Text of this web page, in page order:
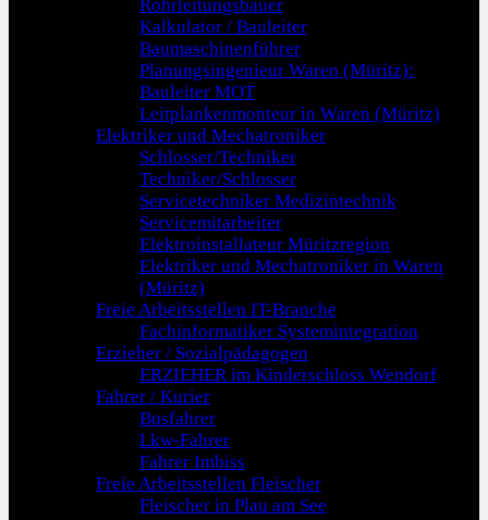
Rohrleitungsbauer
Kalkulator / Bauleiter
Baumaschinenführer
Planungsingenieur Waren (Müritz):
Bauleiter MOT
Leitplankenmonteur in Waren (Müritz)
Elektriker und Mechatroniker
Schlosser/Techniker
Techniker/Schlosser
Servicetechniker Medizintechnik
Servicemitarbeiter
Elektroinstallateur Müritzregion
Elektriker und Mechatroniker in Waren
(Müritz)
Freie Arbeitsstellen IT-Branche
Fachinformatiker Systemintegration
Erzieher / Sozialpädagogen
ERZIEHER im Kinderschloss Wendorf
Fahrer / Kurier
Busfahrer
Lkw-Fahrer
Fahrer Imbiss
Freie Arbeitsstellen Fleischer
Fleischer in Plau am See